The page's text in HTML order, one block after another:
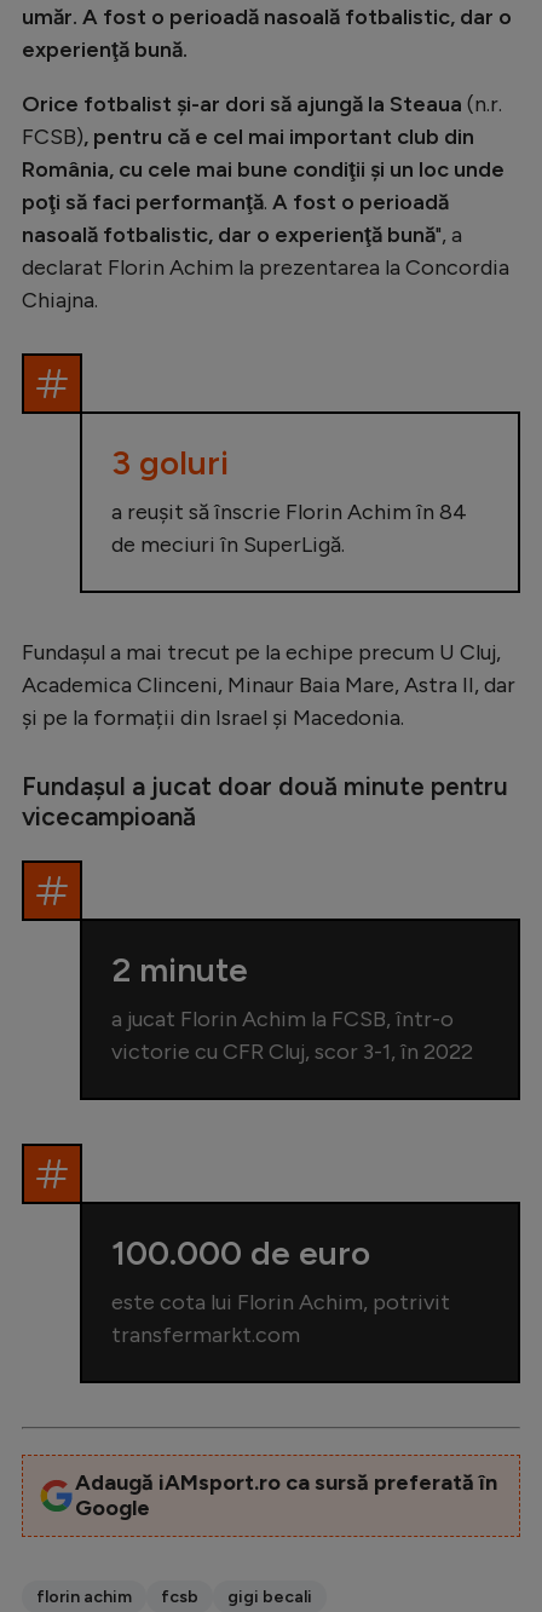
umăr. A fost o perioadă nasoală fotbalistic, dar o
experienţă bună.
Orice fotbalist şi-ar dori să ajungă la Steaua (n.r.
FCSB), pentru că e cel mai important club din
România, cu cele mai bune condiţii şi un loc unde
poţi să faci performanţă. A fost o perioadă
nasoală fotbalistic, dar o experienţă bună", a
declarat Florin Achim la prezentarea la Concordia
Chiajna.
3 goluri
a reușit să înscrie Florin Achim în 84
de meciuri în SuperLigă.
Fundașul a mai trecut pe la echipe precum U Cluj,
Academica Clinceni, Minaur Baia Mare, Astra II, dar
și pe la formații din Israel și Macedonia.
Fundașul a jucat doar două minute pentru
vicecampioană
2 minute
a jucat Florin Achim la FCSB, într-o
victorie cu CFR Cluj, scor 3-1, în 2022
100.000 de euro
este cota lui Florin Achim, potrivit
transfermarkt.com
Adaugă iAMsport.ro ca sursă preferată în
Google
florin achim fcsb gigi becali